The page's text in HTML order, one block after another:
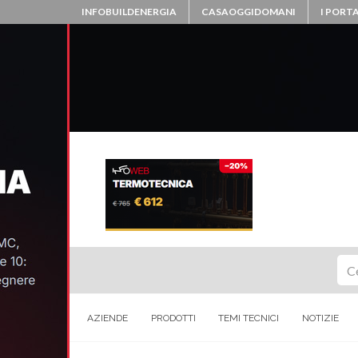
INFOBUILDENERGIA CASAOGGIDOMANI I
AZIENDE PRODOTTI TEMI TECNICI NOTIZIE